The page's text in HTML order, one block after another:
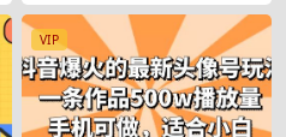
VIP